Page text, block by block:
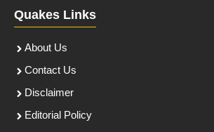
Quakes Links
About Us
Contact Us
Disclaimer
Editorial Policy